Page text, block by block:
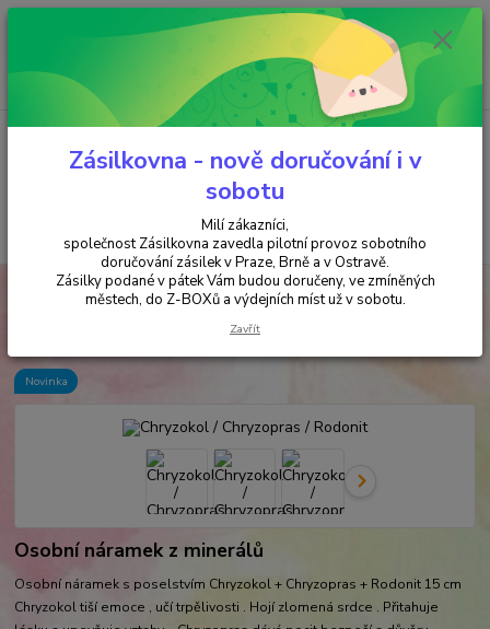
Minimální hodnota objednávky je 200 kč. Při nákupu nad 2000,- Kč je
požadována platba předem na účet.
Menu
+420 737 737 037
(Po-Pá, 9-18 hod.)
za
ŠPERKY & AMULETY & MALY Chryzokol / Chryzopras / Rodonit
Chryzokol / Chryzopras / Rodonit
Novinka
Osobní náramek z minerálů
Osobní náramek s poselstvím Chryzokol + Chryzopras + Rodonit 15 cm
Chryzokol tiší emoce , učí trpělivosti . Hojí zlomená srdce . Přitahuje
Zásilkovna - nově doručování i v
sobotu
Milí zákazníci,
společnost Zásilkovna zavedla pilotní provoz sobotního
doručování zásilek v Praze, Brně a v Ostravě.
Zásilky podané v pátek Vám budou doručeny, ve zmíněných
městech, do Z-BOXů a výdejních míst už v sobotu.
Zavřít